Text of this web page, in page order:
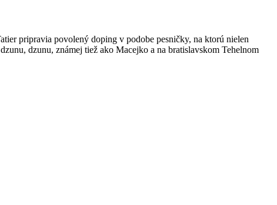
pripravia povolený doping v podobe pesničky, na ktorú nielen
dzunu, známej tiež ako Macejko a na bratislavskom Tehelnom